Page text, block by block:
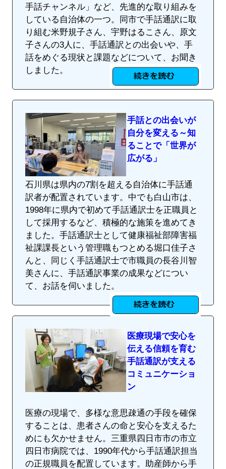
手話チャンネル」など、先進的な取り組みを
している自治体の一つ。同市で手話通訳に取
り組む米野規子さん、宇野はるこさん、原文
子さんの3人に、手話通訳との出会いや、手
話をめぐる現状と課題などについて、お聞き
しました。
手話との出会いが
自分を変える～知
ることで「世界が
広がる」
石川県は県内の7割を超える自治体に手話通
訳者が配置されています。中でも白山市は、
1998年に県内で初めて手話通訳士を正職員と
して採用するなど、積極的な施策を進めてき
ました。手話通訳士として健康福祉部障害福
祉課課長という管理職もつとめる堀口佳子さ
んと、同じく手話通訳士で市職員の長谷川智
美さんに、手話通訳事業の成果などについ
て、お話を伺いました。
医療現場で安心を
伝える信頼を育む
手話通訳が支える
コミュニケーショ
ン
医療の現場で、多様な意思疎通の手段を確保
することは、患者さんの命と安心を支えるた
めにも欠かせません。三重県四日市市の市立
四日市病院では、1990年代から手話通訳担当
の正規職員を配置しています。助産師から手